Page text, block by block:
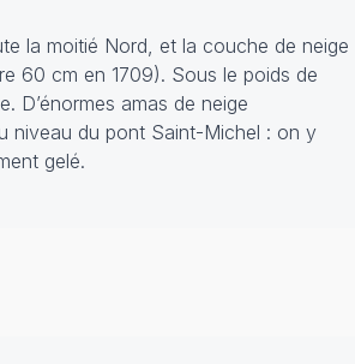
la moitié Nord, et la couche de neige
60 cm en 1709). Sous le poids de
D’énormes amas de neige
niveau du pont Saint-Michel : on y
gelé.